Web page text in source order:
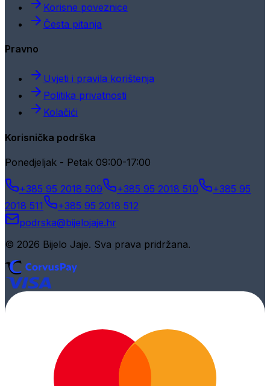
Korisne poveznice
Česta pitanja
Pravno
Uvjeti i pravila korištenja
Politika privatnosti
Kolačići
Korisnička podrška
Ponedjeljak - Petak 09:00-17:00
+385 95 2018 509 +385 95 2018 510
+385 95
2018 511
+385 95 2018 512
podrska@bijelojaje.hr
© 2026 Bijelo Jaje. Sva prava pridržana.